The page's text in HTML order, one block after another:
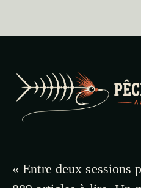
« Entre deux sessions